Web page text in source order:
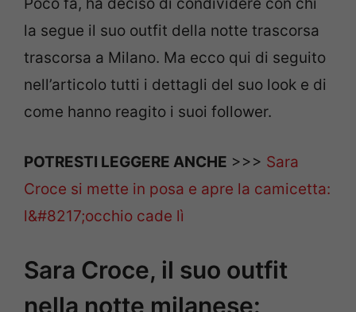
Poco fa, ha deciso di condividere con chi
la segue il suo outfit della notte trascorsa
trascorsa a Milano. Ma ecco qui di seguito
nell’articolo tutti i dettagli del suo look e di
come hanno reagito i suoi follower.
POTRESTI LEGGERE ANCHE >>> Sara
Croce si mette in posa e apre la camicetta:
l&#8217;occhio cade lì
Sara Croce, il suo outfit
nella notte milanese: